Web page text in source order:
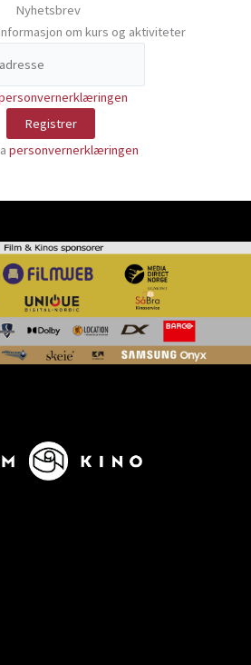
Nyhetsbrev
om kurs og aktiviteter
personvernerklæringen